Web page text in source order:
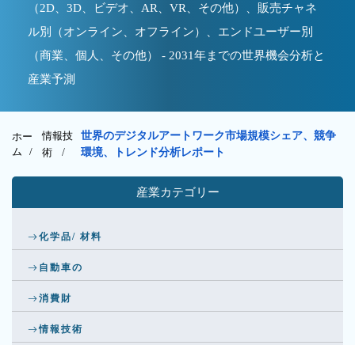
（2D、3D、ビデオ、AR、VR、その他）、販売チャネ
ル別（オンライン、オフライン）、エンドユーザー別
（商業、個人、その他） - 2031年までの世界機会分析と
産業予測
ホー
ム /
情報技
術/
世界のデジタルアートワーク市場規模シェア、競争
環境、トレンド分析レポート
産業カテゴリー
化学品/ 材料
自動車の
消費財
情報技術